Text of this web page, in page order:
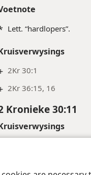
Lett. “hardlopers”.
2Kr 30:1
2Kr 36:15, 16
Kronieke 30:11